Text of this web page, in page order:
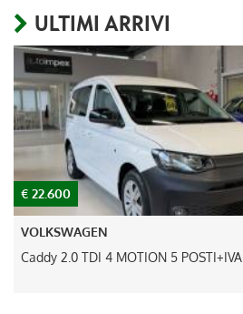
ULTIMI ARRIVI
€ 22.600
VOLKSWAGEN
Caddy 2.0 TDI 4 MOTION 5 POSTI+IVA